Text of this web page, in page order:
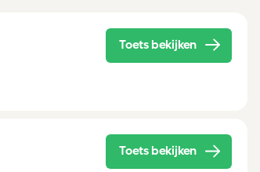
Toets bekijken
Toets bekijken